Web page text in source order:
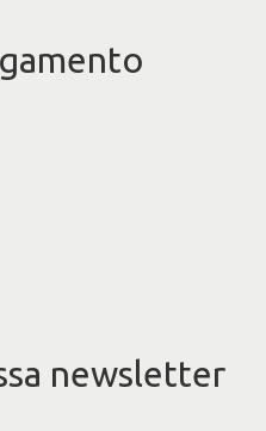
newsletter